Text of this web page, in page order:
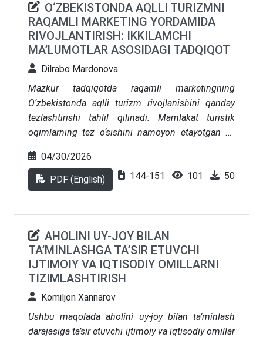
kamaytirishda ichki nazorat tizimining ahamiyati
asoslab berilgan.
O‘ZBEKISTONDA AQLLI TURIZMNI
RAQAMLI MARKETING YORDAMIDA
RIVOJLANTIRISH: IKKILAMCHI
MA’LUMOTLAR ASOSIDAGI TADQIQOT
Dilrabo Mardonova
Mazkur tadqiqotda raqamli marketingning
O‘zbekistonda aqlli turizm rivojlanishini qanday
tezlashtirishi tahlil qilinadi. Mamlakat turistik
oqimlarning tez o‘sishini namoyon etayotgan va
borayotgan bo‘lsa-da, turistik yo‘nalishlarni
an’anaviy targ‘ib qilishdan ma’lumotlarga
asoslangan aqlli turizm boshqaruviga o‘tish
uchun istiqbolli asosga ega: 2024-yilda kiruvchi
turistik safarlar soni 7,96 mln ga yetgan, 2025-yil
yanvar holatiga internetdan foydalanish darajasi
89,0% ni tashkil etgan, ijtimoiy tarmoqlarning faol
foydalanuvchilari soni esa 11,7 mln ga yetgan.
ochib beradi: 2024-yilda kiruvchi safarlarning
04/30/2026
PDF (English) 144-151 101 50
AHOLINI UY-JOY BILAN
TA’MINLASHGA TA’SIR ETUVCHI
IJTIMOIY VA IQTISODIY OMILLARNI
TIZIMLASHTIRISH
Komiljon Xannarov
Ushbu maqolada aholini uy-joy bilan ta’minlash
darajasiga ta’sir etuvchi ijtimoiy va iqtisodiy omillar